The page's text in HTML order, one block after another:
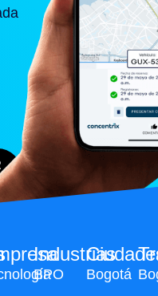
Industrias
BPO Bogotá